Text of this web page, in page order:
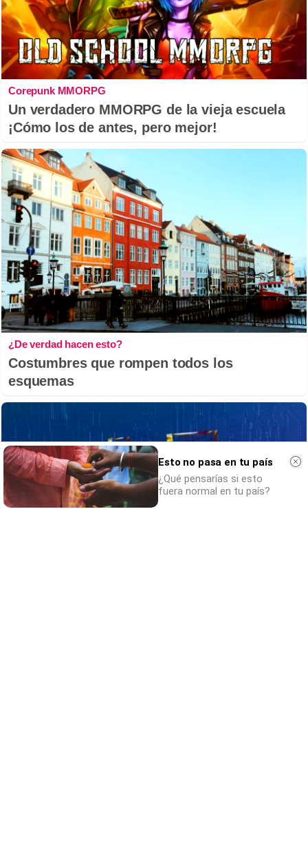
Corepunk MMORPG
Un verdadero MMORPG de la vieja escuela
¡Cómo los de antes, pero mejor!
¿De verdad hacen esto?
Costumbres que rompen todos los
esquemas
Esto no pasa en tu país
¿Qué pensarías si esto
fuera normal en tu país?